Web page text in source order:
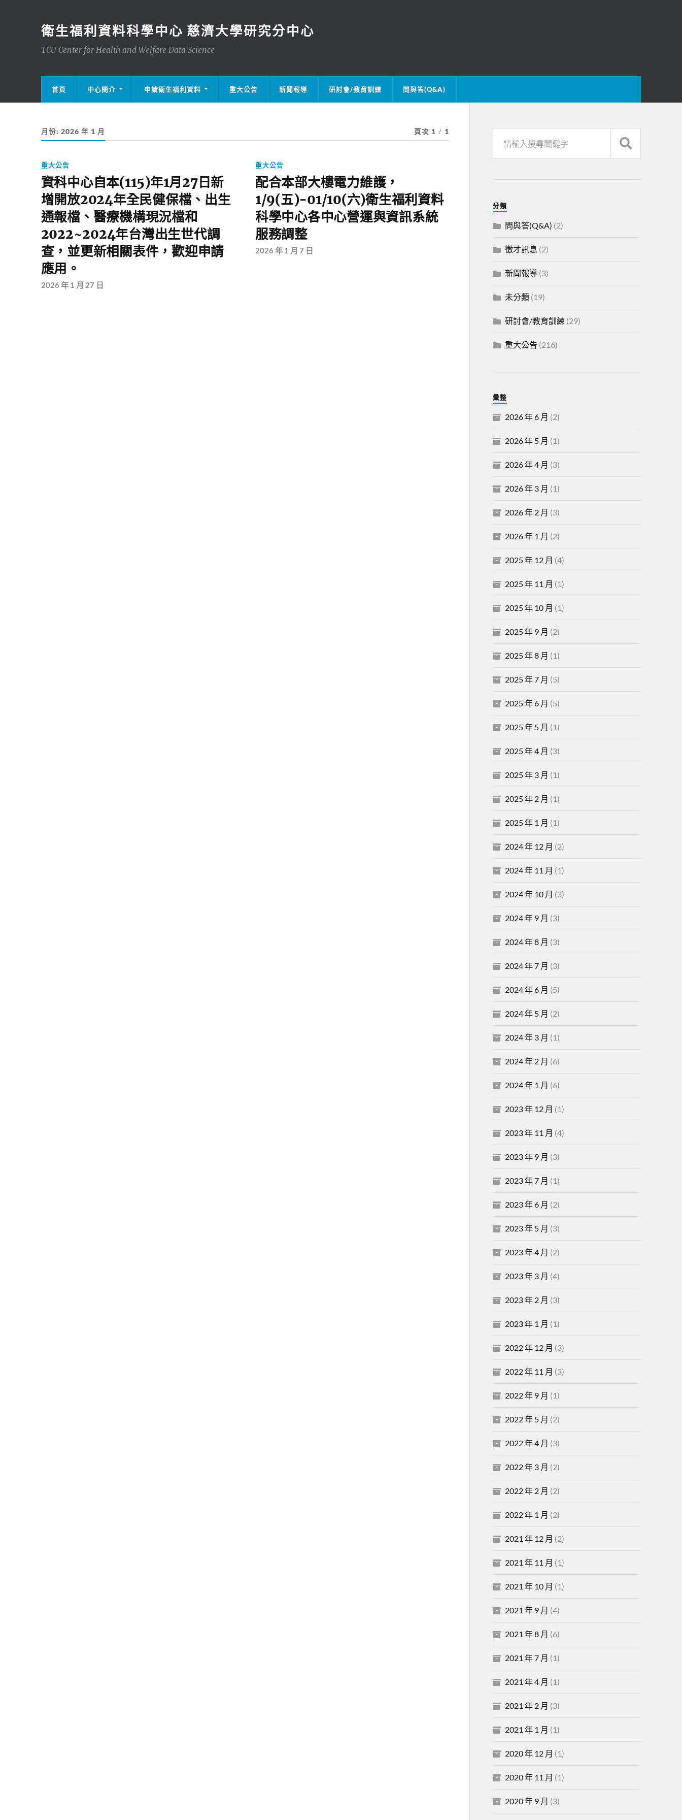
衛生福利資料科學中心 慈濟大學研究分中心
TCU Center for Health and Welfare Data Science
首頁 中心簡介 申請衛生福利資料 重大公告 新聞報導 研討會/教育訓練 問與答(Q&A)
月份: 2026 年 1 月 頁次 1 / 1
重大公告
資科中心自本(115)年1月27日新
增開放2024年全民健保檔、出生
通報檔、醫療機構現況檔和
2022~2024年台灣出生世代調
查，並更新相關表件，歡迎申請
應用。
2026 年 1 月 27 日
重大公告
配合本部大樓電力維護，
1/9(五)-01/10(六)衛生福利資料
科學中心各中心營運與資訊系統
服務調整
2026 年 1 月 7 日
分類
問與答(Q&A) (2)
徵才訊息 (2)
新聞報導(3)
未分類(19)
研討會/教育訓練(29)
重大公告 (216)
彙整
2026 年 6 月 (2)
2026 年 5 月 (1)
2026 年 4 月 (3)
2026 年 3 月 (1)
2026 年 2 月 (3)
2026 年 1 月 (2)
2025 年 12 月 (4)
2025 年 11 月 (1)
2025 年 10 月 (1)
2025 年 9 月 (2)
2025 年 8 月 (1)
2025 年 7 月 (5)
2025 年 6 月 (5)
2025 年 5 月 (1)
2025 年 4 月 (3)
2025 年 3 月 (1)
2025 年 2 月 (1)
2025 年 1 月 (1)
2024 年 12 月 (2)
2024 年 11 月 (1)
2024 年 10 月 (3)
2024 年 9 月 (3)
2024 年 8 月 (3)
2024 年 7 月 (3)
2024 年 6 月 (5)
2024 年 5 月 (2)
2024 年 3 月 (1)
2024 年 2 月 (6)
2024 年 1 月 (6)
2023 年 12 月 (1)
2023 年 11 月 (4)
2023 年 9 月 (3)
2023 年 7 月 (1)
2023 年 6 月 (2)
2023 年 5 月 (3)
2023 年 4 月 (2)
2023 年 3 月 (4)
2023 年 2 月 (3)
2023 年 1 月 (1)
2022 年 12 月 (3)
2022 年 11 月 (3)
2022 年 9 月 (1)
2022 年 5 月 (2)
2022 年 4 月 (3)
2022 年 3 月 (2)
2022 年 2 月 (2)
2022 年 1 月 (2)
2021 年 12 月 (2)
2021 年 11 月 (1)
2021 年 10 月 (1)
2021 年 9 月 (4)
2021 年 8 月 (6)
2021 年 7 月 (1)
2021 年 4 月 (1)
2021 年 2 月 (3)
2021 年 1 月 (1)
2020 年 12 月 (1)
2020 年 11 月 (1)
2020 年 9 月 (3)